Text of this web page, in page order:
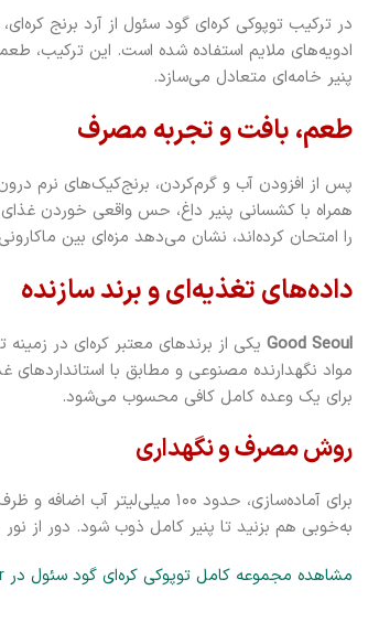
در ترکیب توپوکی کره‌ای گود سئول از آرد برنج
ادویه‌های ملایم استفاده شده است. این ترکیب،
پنیر خامه‌ای متعادل می‌سازد.
طعم، بافت و تجربه مصرف
پس از افزودن آب و گرم‌کردن، برنج‌کیک‌های نرم
همراه با کشسانی پنیر داغ، حس واقعی خوردن
را امتحان کرده‌اند، نشان می‌دهد مزه‌ای بین
داده‌های تغذیه‌ای و برند سازنده
Good Seoul یکی از برندهای معتبر کره‌ای در
برای یک وعده کامل کافی محسوب می‌شود.
روش مصرف و نگهداری
به‌خوبی هم بزنید تا پنیر کامل ذوب شود. دور از
مشاهده مجموعه کامل توپوکی کره‌ای گود سئول در Makmall.ir